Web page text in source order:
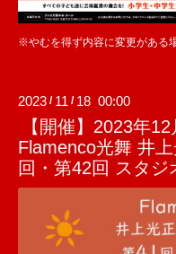
※やむを得ず内容に変更がある
2023 / 11 / 18 00:00
【開催】2023年
Flamenco光舞 井
回・第42回 スタジ